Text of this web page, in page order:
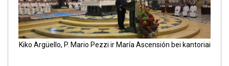
Kiko Argüello, P. Mario Pezzi ir María Ascensión bei kantoriai